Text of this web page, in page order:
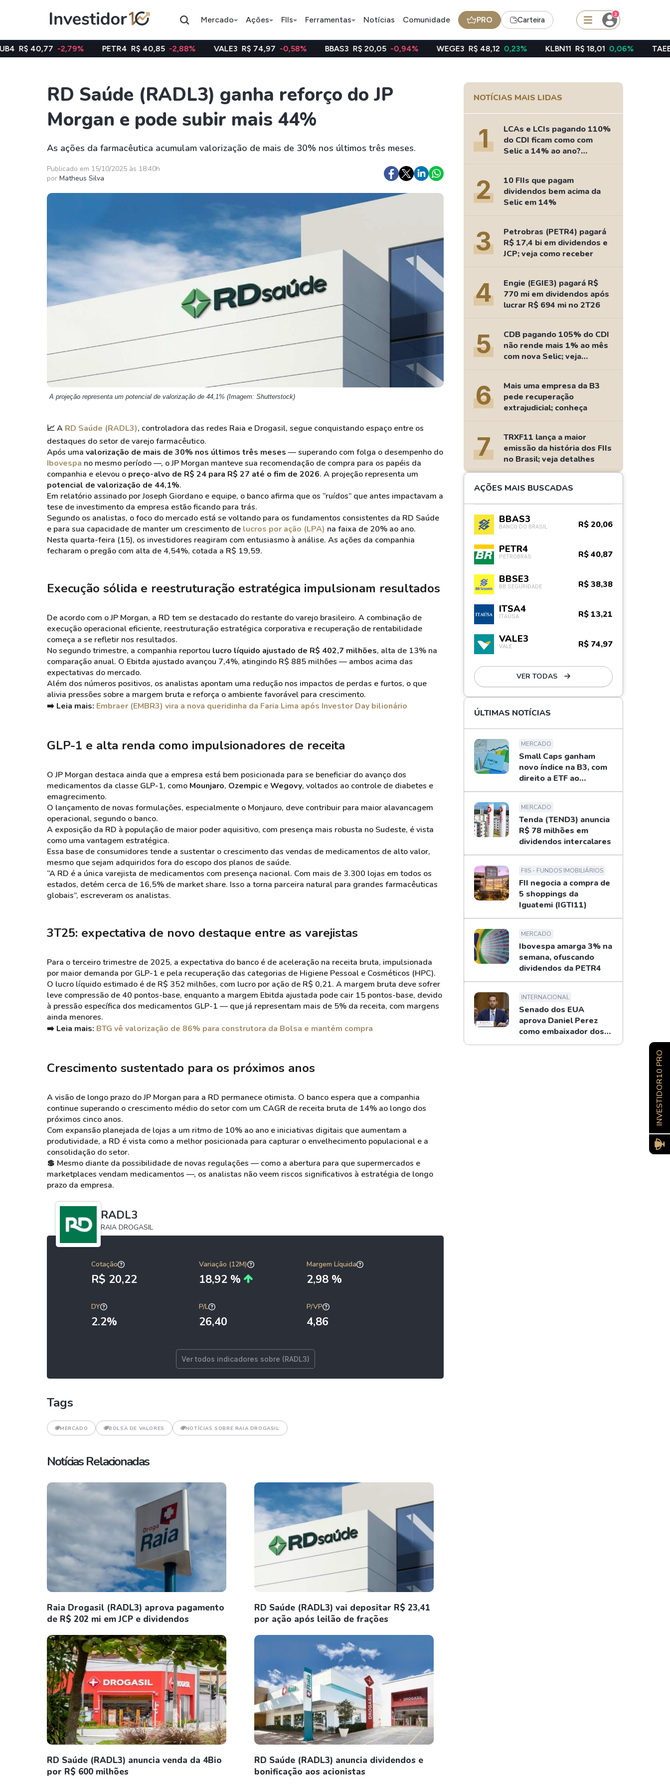
Mercado Ações FIIs Ferramentas Notícias Comunidade PRO Carteira
3
Assuntos do momento
Índice
Ibovespa
Ação
Petrobras
Ação
Bradesco Dividendos
Taesa
Itausa
Petrobrás
RECR11
KNRI11
KNCR11
IVVB11
GOLD11
XINA11
Apple
Amazon
Coca-Cola
Criptomoedas
Bitcoin
Ethereum
Solana
Cardano
Ver todos
Ideias
Agenda de Dividendos
Radar do Dividendo Inteligente
As Ações Mais Buscadas
Guia do Iniciante
-2,79% PETR4 R$ 40,85 -2,88% VALE3 R$ 74,97 -0,58% BBAS3 R$ 20,05 -0,94% WEGE3 R$ 48,12 0,23% KLBN11 R$ 18,01 0,06% TAEE11 R$ 39,49
RD Saúde (RADL3) ganha reforço do JP
Morgan e pode subir mais 44%
As ações da farmacêutica acumulam valorização de mais de 30% nos últimos três meses.
Publicado em 15/10/2025 às 18:40h
por Matheus Silva
A projeção representa um potencial de valorização de 44,1% (Imagem: Shutterstock)
📈A RD Saúde (RADL3), controladora das redes Raia e Drogasil, segue conquistando espaço entre os
destaques do setor de varejo farmacêutico.
Após uma valorização de mais de 30% nos últimos três meses — superando com folga o desempenho do
Ibovespa no mesmo período —, o JP Morgan manteve sua recomendação de compra para os papéis da
companhia e elevou o preço-alvo de R$ 24 para R$ 27 até o fim de 2026. A projeção representa um
potencial de valorização de 44,1%.
Em relatório assinado por Joseph Giordano e equipe, o banco afirma que os “ruídos” que antes impactavam a
tese de investimento da empresa estão ficando para trás.
Segundo os analistas, o foco do mercado está se voltando para os fundamentos consistentes da RD Saúde
e para sua capacidade de manter um crescimento de lucros por ação (LPA) na faixa de 20% ao ano.
Nesta quarta-feira (15), os investidores reagiram com entusiasmo à análise. As ações da companhia
fecharam o pregão com alta de 4,54%, cotada a R$ 19,59.
Execução sólida e reestruturação estratégica impulsionam resultados
De acordo com o JP Morgan, a RD tem se destacado do restante do varejo brasileiro. A combinação de
execução operacional eficiente, reestruturação estratégica corporativa e recuperação de rentabilidade
começa a se refletir nos resultados.
No segundo trimestre, a companhia reportou lucro líquido ajustado de R$ 402,7 milhões, alta de 13% na
comparação anual. O Ebitda ajustado avançou 7,4%, atingindo R$ 885 milhões — ambos acima das
expectativas do mercado.
Além dos números positivos, os analistas apontam uma redução nos impactos de perdas e furtos, o que
alivia pressões sobre a margem bruta e reforça o ambiente favorável para crescimento.
➡️ Leia mais: Embraer (EMBR3) vira a nova queridinha da Faria Lima após Investor Day bilionário
GLP-1 e alta renda como impulsionadores de receita
O JP Morgan destaca ainda que a empresa está bem posicionada para se beneficiar do avanço dos
medicamentos da classe GLP-1, como Mounjaro, Ozempic eWegovy, voltados ao controle de diabetes e
emagrecimento.
O lançamento de novas formulações, especialmente o Monjauro, deve contribuir para maior alavancagem
operacional, segundo o banco.
A exposição da RD à população de maior poder aquisitivo, com presença mais robusta no Sudeste, é vista
como uma vantagem estratégica.
Essa base de consumidores tende a sustentar o crescimento das vendas de medicamentos de alto valor,
mesmo que sejam adquiridos fora do escopo dos planos de saúde.
“A RD é a única varejista de medicamentos com presença nacional. Com mais de 3.300 lojas em todos os
estados, detém cerca de 16,5% de market share. Isso a torna parceira natural para grandes farmacêuticas
globais”, escreveram os analistas.
3T25: expectativa de novo destaque entre as varejistas
Para o terceiro trimestre de 2025, a expectativa do banco é de aceleração na receita bruta, impulsionada
por maior demanda por GLP-1 e pela recuperação das categorias de Higiene Pessoal e Cosméticos (HPC).
O lucro líquido estimado é de R$ 352 milhões, com lucro por ação de R$ 0,21. A margem bruta deve sofrer
leve compressão de 40 pontos-base, enquanto a margem Ebitda ajustada pode cair 15 pontos-base, devido
à pressão específica dos medicamentos GLP-1 — que já representam mais de 5% da receita, com margens
ainda menores.
➡️ Leia mais: BTG vê valorização de 86% para construtora da Bolsa e mantém compra
Crescimento sustentado para os próximos anos
A visão de longo prazo do JP Morgan para a RD permanece otimista. O banco espera que a companhia
continue superando o crescimento médio do setor com um CAGR de receita bruta de 14% ao longo dos
próximos cinco anos.
Com expansão planejada de lojas a um ritmo de 10% ao ano e iniciativas digitais que aumentam a
produtividade, a RD é vista como a melhor posicionada para capturar o envelhecimento populacional e a
consolidação do setor.
💲 Mesmo diante da possibilidade de novas regulações — como a abertura para que supermercados e
marketplaces vendam medicamentos —, os analistas não veem riscos significativos à estratégia de longo
prazo da empresa.
RADL3
RAIA DROGASIL
Cotação
R$ 20,22
Variação (12M)
18,92 %
Margem Líquida
2,98 %
DY
2.2%
P/L
26,40
P/VP
4,86
Ver todos indicadores sobre (RADL3)
Tags
MERCADO BOLSA DE VALORES NOTÍCIAS SOBRE RAIA DROGASIL
Notícias Relacionadas
Raia Drogasil (RADL3) aprova pagamento
de R$ 202 mi em JCP e dividendos
RD Saúde (RADL3) vai depositar R$ 23,41
por ação após leilão de frações
RD Saúde (RADL3) anuncia venda da 4Bio
por R$ 600 milhões
RD Saúde (RADL3) anuncia dividendos e
bonificação aos acionistas
NOTÍCIAS MAIS LIDAS
1
LCAs e LCIs pagando 110%
do CDI ficam como com
Selic a 14% ao ano?
Fizemos as contas
2
10 FIIs que pagam
dividendos bem acima da
Selic em 14%
3
Petrobras (PETR4) pagará
R$ 17,4 bi em dividendos e
JCP; veja como receber
4
Engie (EGIE3) pagará R$
770 mi em dividendos após
lucrar R$ 694 mi no 2T26
5
CDB pagando 105% do CDI
não rende mais 1% ao mês
com nova Selic; veja
retorno
6
Mais uma empresa da B3
pede recuperação
extrajudicial; conheça
7
TRXF11 lança a maior
emissão da história dos FIIs
no Brasil; veja detalhes
AÇÕES MAIS BUSCADAS
BBAS3
BANCO DO BRASIL R$ 20,06
PETR4
PETROBRAS R$ 40,87
BBSE3
BB SEGURIDADE R$ 38,38
ITSA4
ITAÚSA R$ 13,21
VALE3
VALE R$ 74,97
VER TODAS
ÚLTIMAS NOTÍCIAS
MERCADO
Small Caps ganham
novo índice na B3, com
direito a ETF ao
investidor
MERCADO
Tenda (TEND3) anuncia
R$ 78 milhões em
dividendos intercalares
FIIS - FUNDOS IMOBILIÁRIOS
FII negocia a compra de
5 shoppings da
Iguatemi (IGTI11)
MERCADO
Ibovespa amarga 3% na
semana, ofuscando
dividendos da PETR4
INTERNACIONAL
Senado dos EUA
aprova Daniel Perez
como embaixador dos
EUA no Brasil
INVESTIDOR10 PRO